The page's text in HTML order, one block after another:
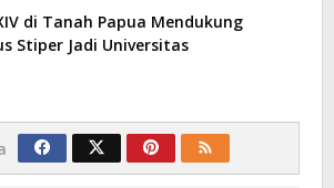
di Tanah Papua Mendukung
Stiper Jadi Universitas